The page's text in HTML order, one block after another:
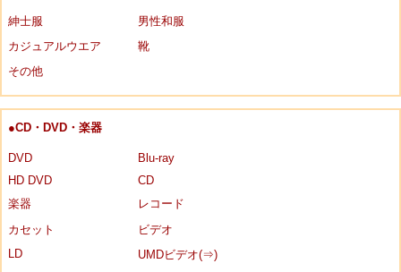
紳士服
男性和服
カジュアルウエア
靴
その他
●CD・DVD・楽器
DVD
Blu-ray
HD DVD
CD
楽器
レコード
カセット
ビデオ
LD
UMDビデオ(⇒)